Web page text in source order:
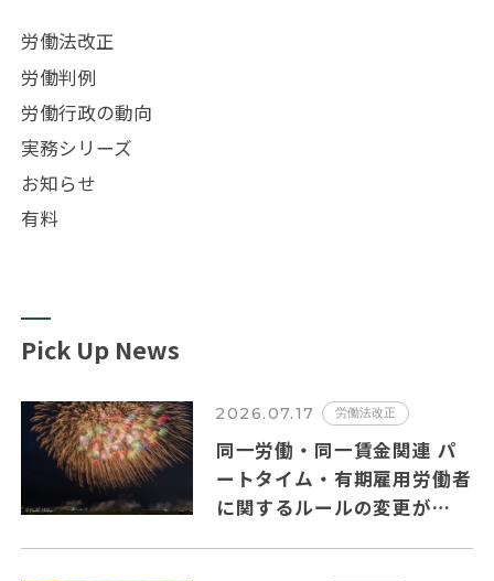
労働法改正
労働判例
労働行政の動向
実務シリーズ
お知らせ
有料
Pick Up News
2026.07.17 労働法改正
同一労働・同一賃金関連 パ
ートタイム・有期雇用労働者
に関するルールの変更が